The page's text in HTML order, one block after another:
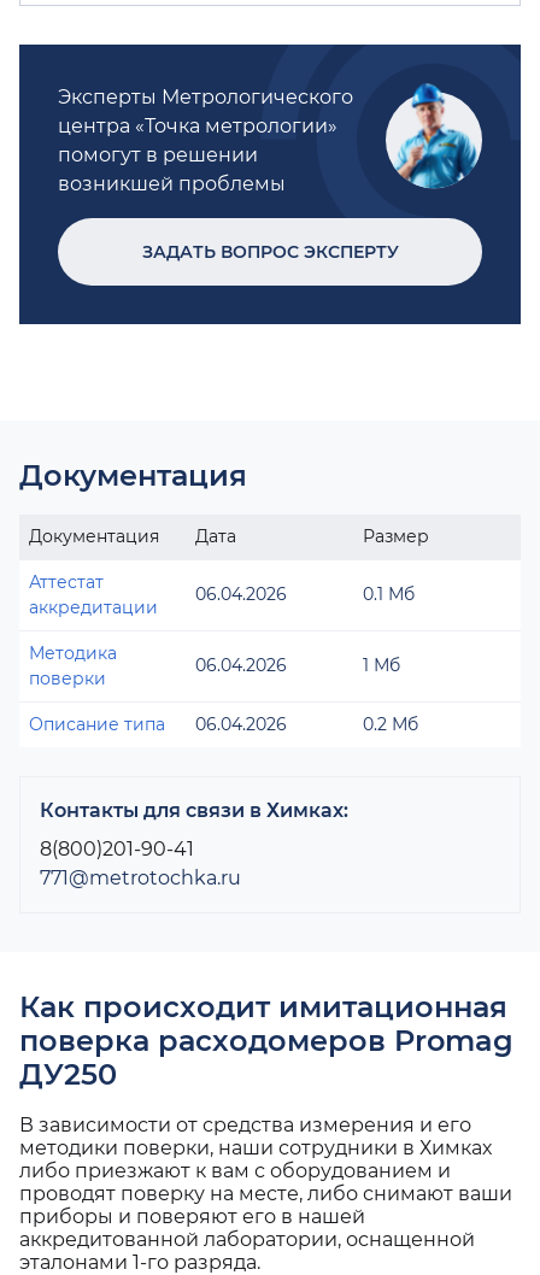
Эксперты Метрологического
центра «Точка метрологии»
помогут в решении
возникшей проблемы
ЗАДАТЬ ВОПРОС ЭКСПЕРТУ
Документация
Документация Дата Размер
Аттестат
аккредитации
06.04.2026 0.1 Мб
Методика
поверки
06.04.2026 1 Мб
Описание типа 06.04.2026 0.2 Мб
Контакты для связи в Химках:
8(800)201-90-41
771@metrotochka.ru
Как происходит имитационная
поверка расходомеров Promag
ДУ250
В зависимости от средства измерения и его
методики поверки, наши сотрудники в Химках
либо приезжают к вам с оборудованием и
проводят поверку на месте, либо снимают ваши
приборы и поверяют его в нашей
аккредитованной лаборатории, оснащенной
эталонами 1-го разряда.